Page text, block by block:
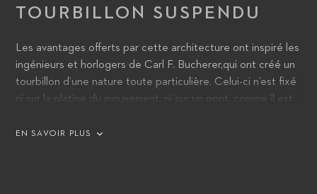
TOURBILLON SUSPENDU
Les avantages offerts par cette architecture ont inspiré les
ingénieurs et horlogers de Carl F. Bucherer,qui ont créé un
tourbillon d’une nature toute particulière. Celui-ci n’est fixé
ni sur la platine du mouvement, ni sur un pont, comme il est
montre.
EN SAVOIR PLUS